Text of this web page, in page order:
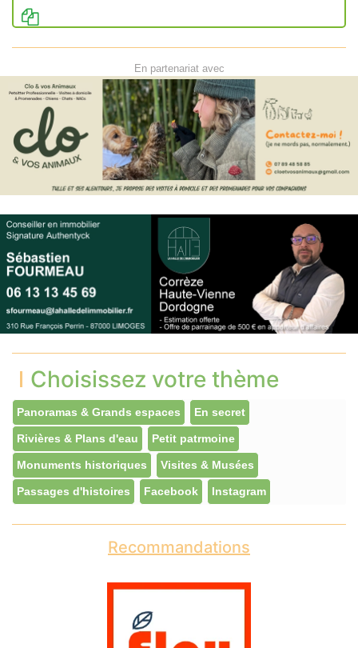
En partenariat avec
Choisissez votre thème
Panoramas & Grands espaces En secret
Rivières & Plans d'eau Petit patrmoine
Monuments historiques Visites & Musées
Passages d'histoires Facebook Instagram
Recommandations